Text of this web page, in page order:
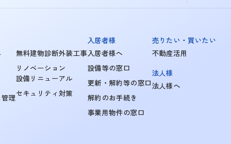
理
無料建物診断外装工事
リノベーション
設備リニューアル
セキュリティ対策
入居者様
入居者様へ
設備等の窓口
更新・解約等の窓口
解約のお手続き
事業用物件の窓口
売りたい・買いたい
不動産活用
法人様
法人様へ